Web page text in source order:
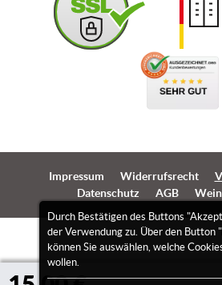
Durch Bestätigen des Buttons
der Verwendung zu. Über den Button
können Sie auswählen, welche
wollen.
Impressum Widerrufsrecht
Datenschutz
AGB